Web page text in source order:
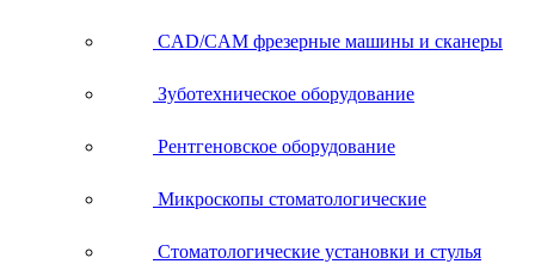
CAD/CAM фрезерные машины и сканеры
Зуботехническое оборудование
Рентгеновское оборудование
Микроскопы стоматологические
Стоматологические установки и стулья